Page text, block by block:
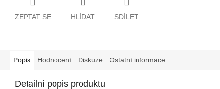
ZEPTAT SE HLÍDAT SDÍLET
Popis Hodnocení Diskuze Ostatní informace
Detailní popis produktu